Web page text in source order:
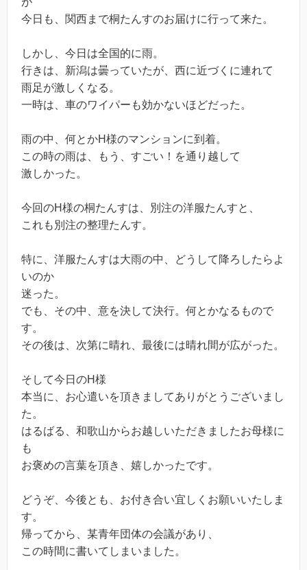
今日も、関西まで桐たんすのお届けに行って来た。
しかし、今日は全国的に雨。
行きは、新潟は曇っていたが、西に近づくに連れて
雨足が激しくなる。
一時は、車のワイパーも効かないほどだった。
雨の中、何とかH様のマンションに到着。
この時の雨は、もう、すごい！を通り越して
激しかった。
今回のH様の桐たんすは、別注の洋服たんすと、
これも別注の整理たんす。
特に、洋服たんすは大雨の中、どうして降ろしたらよ
いのか
迷った。
でも、その中、意を決して決行。何とかなるもので
す。
その後は、次第に晴れ、最後には晴れ間が広がった。
そして今日のH様
本当に、お心遣いを頂きましてありがとうございまし
た。
はるばる、和歌山からお越しいただきましたお母様に
も
お褒めの言葉を頂き、嬉しかったです。
どうぞ、今後とも、お付き合い宜しくお願いいたしま
す。
帰ってから、某青年団体の会議があり、
この時間に書いてしまいました。